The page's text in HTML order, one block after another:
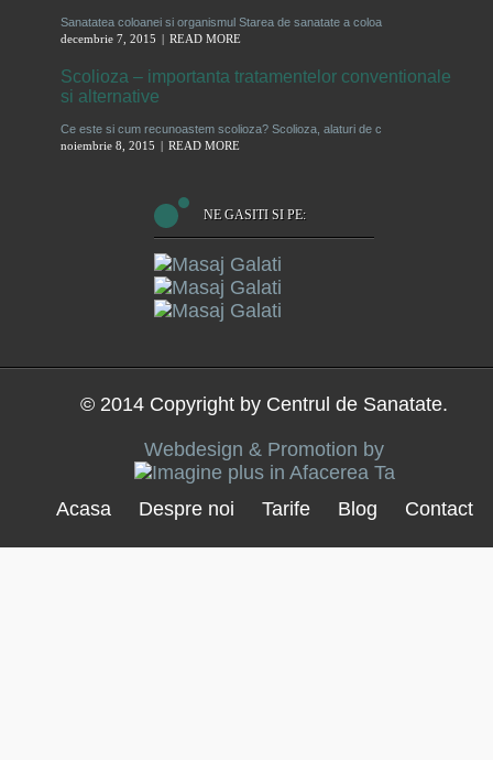
Sanatatea coloanei si organismul Starea de sanatate a coloa
decembrie 7, 2015
READ MORE
Scolioza – importanta tratamentelor conventionale
si alternative
Ce este si cum recunoastem scolioza? Scolioza, alaturi de c
noiembrie 8, 2015
READ MORE
NE GASITI SI PE:
© 2014 Copyright by Centrul de Sanatate.
Webdesign & Promotion by
Acasa Despre noi Tarife Blog Contact